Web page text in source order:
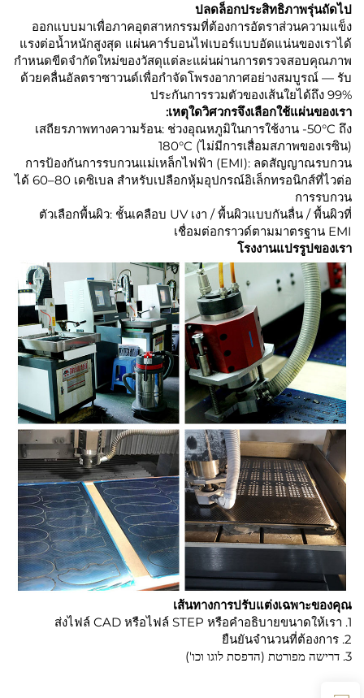
ปลดล็อกประสิทธิภาพรุ่นถัดไป
ออกแบบมาเพื่อภาคอุตสาหกรรมที่ต้องการอัตราส่วนความแข็ง
แรงต่อน้ำหนักสูงสุด แผ่นคาร์บอนไฟเบอร์แบบอัดแน่นของเราได้
กำหนดขีดจำกัดใหม่ของวัสดุแต่ละแผ่นผ่านการตรวจสอบคุณภาพ
ด้วยคลื่นอัลตราซาวนด์เพื่อกำจัดโพรงอากาศอย่างสมบูรณ์ — รับ
ประกันการรวมตัวของเส้นใยได้ถึง 99%
เหตุใดวิศวกรจึงเลือกใช้แผ่นของเรา:
เสถียรภาพทางความร้อน: ช่วงอุณหภูมิในการใช้งาน -50°C ถึง
180°C (ไม่มีการเสื่อมสภาพของเรซิน)
การป้องกันการรบกวนแม่เหล็กไฟฟ้า (EMI): ลดสัญญาณรบกวน
ได้ 60–80 เดซิเบล สำหรับเปลือกหุ้มอุปกรณ์อิเล็กทรอนิกส์ที่ไวต่อ
การรบกวน
ตัวเลือกพื้นผิว: ชั้นเคลือบ UV เงา / พื้นผิวแบบกันลื่น / พื้นผิวที่
เชื่อมต่อกราวด์ตามมาตรฐาน EMI
โรงงานแปรรูปของเรา
เส้นทางการปรับแต่งเฉพาะของคุณ
1. ส่งไฟล์ CAD หรือไฟล์ STEP หรือคำอธิบายขนาดให้เรา
2. ยืนยันจำนวนที่ต้องการ
3. דרישה מפורטת (הדפסת לוגו וכו')